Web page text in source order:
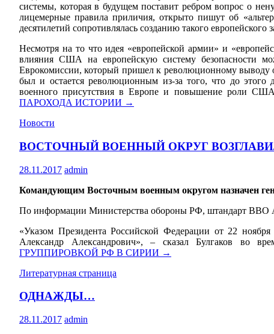
системы, которая в будущем поставит ребром вопрос о
лицемерные правила приличия, открыто пишут об
десятилетий сопротивлялась созданию такого
Несмотря на то что идея «европейской армии» и
влияния США на европейскую систему безопасности
Еврокомиссии, который пришел к революционному выводу о
был и остается революционным из-за того, что до этого
военного присутствия в Европе и повышение роли США
ПАРОХОДА ИСТОРИИ →
Новости
ВОСТОЧНЫЙ ВОЕННЫЙ ОКРУГ
28.11.2017 admin
Командующим Восточным военным округом назначен
По информации Министерства обороны РФ, штандарт ВВО
«Указом Президента Российской Федерации от 22
Александр Александрович», – сказал Булгаков во
ГРУППИРОВКОЙ РФ В СИРИИ →
Литературная страница
ОДНАЖДЫ…
28.11.2017 admin